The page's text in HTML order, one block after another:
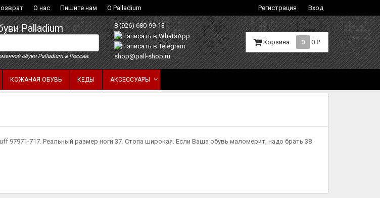
О нас Пишите нам О Palladium Регистрация Вход
Palladium
обуви Palladium в России.
8 (926) 680-99-13
shop@pall-shop.ru
Корзина 0 0 ₽
КОЖАНАЯ ОБУВЬ КЕДЫ АКСЕССУАРЫ
97971-717. Реальный размер ноги 37. Стопа широкая. Если Ваша обувь маломерит, надо брать 38